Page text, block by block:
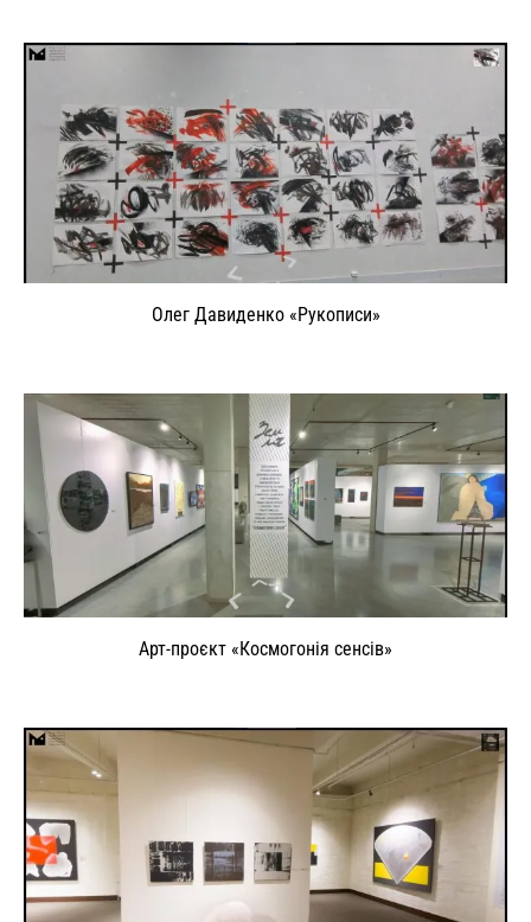
Олег Давиденко «Рукописи»
Арт-проєкт «Космогонія сенсів»